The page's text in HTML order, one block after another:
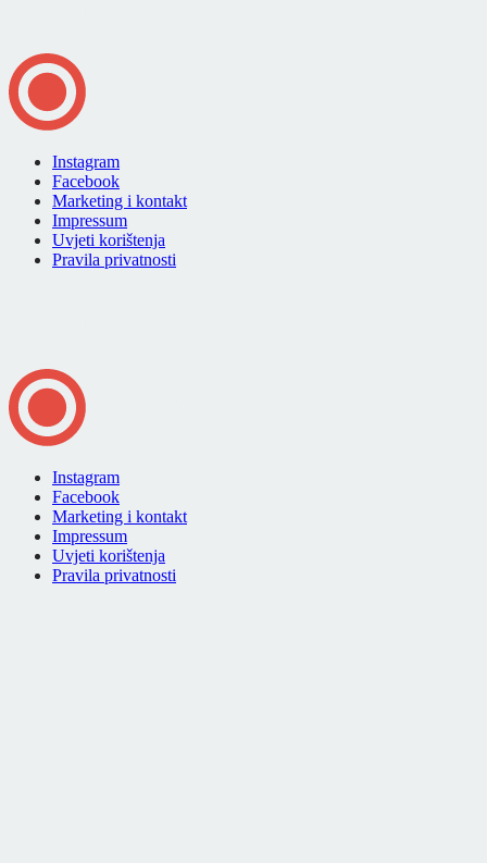
Instagram
Facebook
Marketing i kontakt
Impressum
Uvjeti korištenja
Pravila privatnosti
Instagram
Facebook
Marketing i kontakt
Impressum
Uvjeti korištenja
Pravila privatnosti